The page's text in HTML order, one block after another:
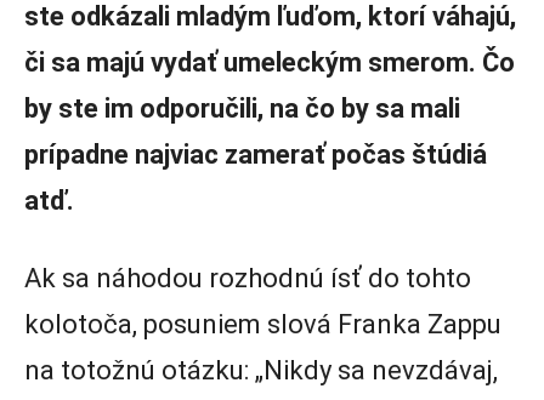
ste odkázali mladým ľuďom, ktorí váhajú,
či sa majú vydať umeleckým smerom. Čo
by ste im odporučili, na čo by sa mali
prípadne najviac zamerať počas štúdiá
atď.
Ak sa náhodou rozhodnú ísť do tohto
kolotoča, posuniem slová Franka Zappu
na totožnú otázku: „Nikdy sa nevzdávaj,